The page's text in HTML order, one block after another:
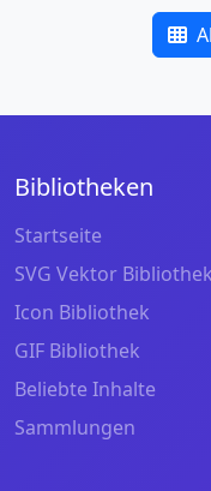
Bibliotheken
Startseite
SVG Vektor Bibliothek
Icon Bibliothek
GIF Bibliothek
Beliebte Inhalte
Sammlungen